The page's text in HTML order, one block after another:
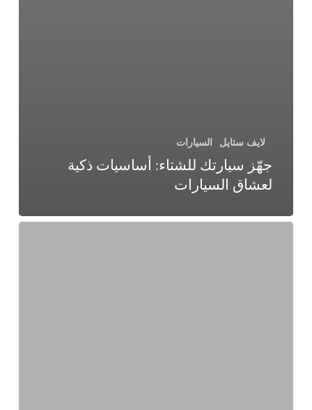
لايف ستايل السيارات
جهّز سيارتك للشتاء: أساسيات ذكية
لعشاق السيارات